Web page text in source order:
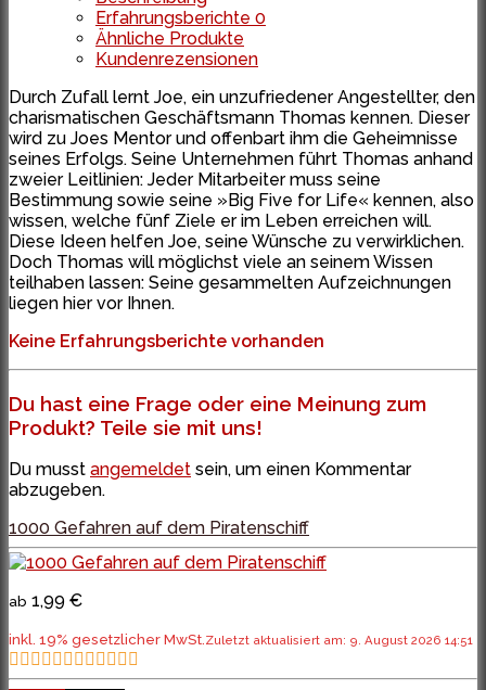
Erfahrungsberichte 0
Ähnliche Produkte
Kundenrezensionen
Durch Zufall lernt Joe, ein unzufriedener Angestellter, den
charismatischen Geschäftsmann Thomas kennen. Dieser
wird zu Joes Mentor und offenbart ihm die Geheimnisse
seines Erfolgs. Seine Unternehmen führt Thomas anhand
zweier Leitlinien: Jeder Mitarbeiter muss seine
Bestimmung sowie seine »Big Five for Life« kennen, also
wissen, welche fünf Ziele er im Leben erreichen will.
Diese Ideen helfen Joe, seine Wünsche zu verwirklichen.
Doch Thomas will möglichst viele an seinem Wissen
teilhaben lassen: Seine gesammelten Aufzeichnungen
liegen hier vor Ihnen.
Keine Erfahrungsberichte vorhanden
Du hast eine Frage oder eine Meinung zum
Produkt? Teile sie mit uns!
Du musst angemeldet sein, um einen Kommentar
abzugeben.
1000 Gefahren auf dem Piratenschiff
ab 1,99 €
inkl. 19% gesetzlicher MwSt.Zuletzt aktualisiert am: 9. August 2026 14:51